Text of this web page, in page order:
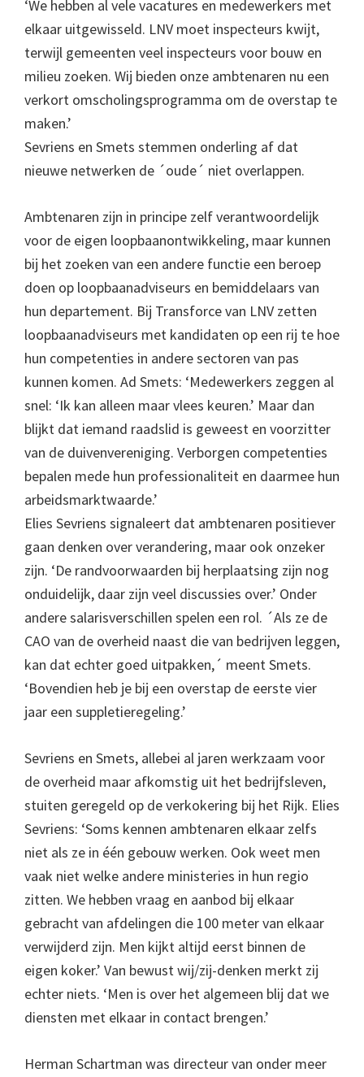
‘We hebben al vele vacatures en medewerkers met
elkaar uitgewisseld. LNV moet inspecteurs kwijt,
terwijl gemeenten veel inspecteurs voor bouw en
milieu zoeken. Wij bieden onze ambtenaren nu een
verkort omscholingsprogramma om de overstap te
maken.’
Sevriens en Smets stemmen onderling af dat
nieuwe netwerken de ´oude´ niet overlappen.
Ambtenaren zijn in principe zelf verantwoordelijk
voor de eigen loopbaanontwikkeling, maar kunnen
bij het zoeken van een andere functie een beroep
doen op loopbaanadviseurs en bemiddelaars van
hun departement. Bij Transforce van LNV zetten
loopbaanadviseurs met kandidaten op een rij te hoe
hun competenties in andere sectoren van pas
kunnen komen. Ad Smets: ‘Medewerkers zeggen al
snel: ‘Ik kan alleen maar vlees keuren.’ Maar dan
blijkt dat iemand raadslid is geweest en voorzitter
van de duivenvereniging. Verborgen competenties
bepalen mede hun professionaliteit en daarmee hun
arbeidsmarktwaarde.’
Elies Sevriens signaleert dat ambtenaren positiever
gaan denken over verandering, maar ook onzeker
zijn. ‘De randvoorwaarden bij herplaatsing zijn nog
onduidelijk, daar zijn veel discussies over.’ Onder
andere salarisverschillen spelen een rol. ´Als ze de
CAO van de overheid naast die van bedrijven leggen,
kan dat echter goed uitpakken,´ meent Smets.
‘Bovendien heb je bij een overstap de eerste vier
jaar een suppletieregeling.’
Sevriens en Smets, allebei al jaren werkzaam voor
de overheid maar afkomstig uit het bedrijfsleven,
stuiten geregeld op de verkokering bij het Rijk. Elies
Sevriens: ‘Soms kennen ambtenaren elkaar zelfs
niet als ze in één gebouw werken. Ook weet men
vaak niet welke andere ministeries in hun regio
zitten. We hebben vraag en aanbod bij elkaar
gebracht van afdelingen die 100 meter van elkaar
verwijderd zijn. Men kijkt altijd eerst binnen de
eigen koker.’ Van bewust wij/zij-denken merkt zij
echter niets. ‘Men is over het algemeen blij dat we
diensten met elkaar in contact brengen.’
Herman Schartman was directeur van onder meer